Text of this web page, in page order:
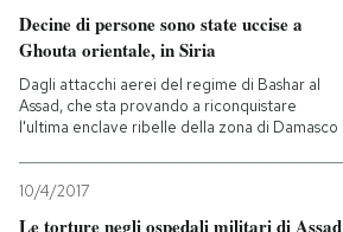
Decine di persone sono state uccise a
Ghouta orientale, in Siria
Dagli attacchi aerei del regime di Bashar al
Assad, che sta provando a riconquistare
l'ultima enclave ribelle della zona di Damasco
10/4/2017
Le torture negli ospedali militari di Assad